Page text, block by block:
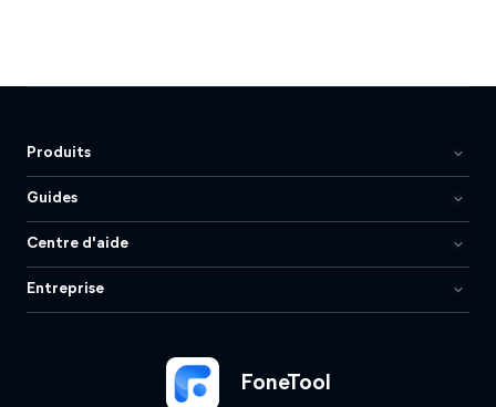
FoneTool
Produits
Guides
Centre d'aide
Entreprise